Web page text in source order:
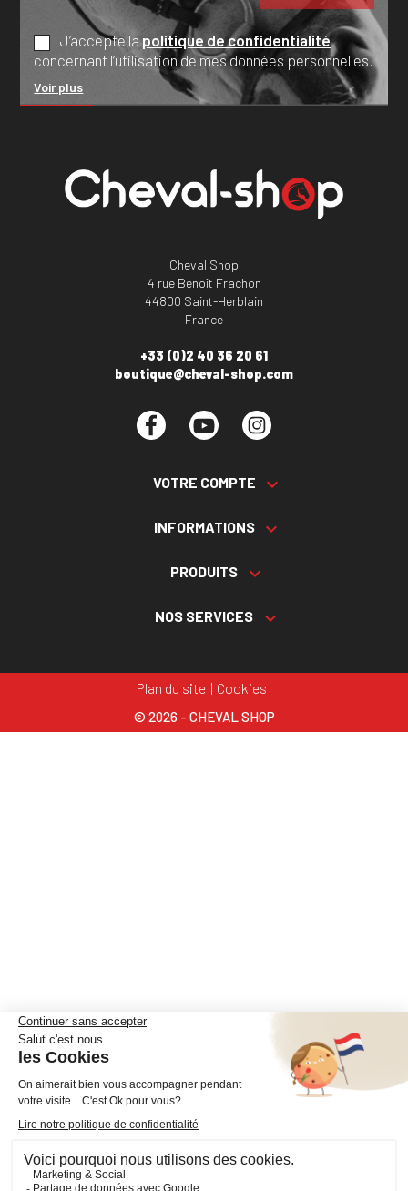
J’accepte lapolitique de confidentialité
concernant l’utilisation de mes données personnelles.
Voir plus
Cheval Shop
4 rue Benoît Frachon
44800 Saint-Herblain
France
+33 (0)2 40 36 20 61
boutique@cheval-shop.com
Facebook YouTube
VOTRE COMPTE 
INFORMATIONS 
PRODUITS 
NOS SERVICES 
Plan du site Cookies
© 2026 - CHEVAL SHOP